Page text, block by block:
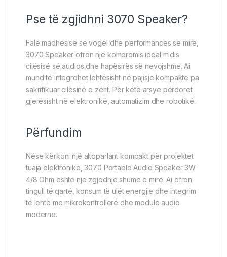
Pse të zgjidhni 3070 Speaker?
Falë madhësisë së vogël dhe performancës së mirë,
3070 Speaker ofron një kompromis ideal midis
cilësisë së audios dhe hapësirës së nevojshme. Ai
mund të integrohet lehtësisht në pajisje kompakte pa
sakrifikuar cilësinë e zërit. Për këtë arsye përdoret
gjerësisht në elektronikë, automatizim dhe robotikë.
Përfundim
Nëse kërkoni një altoparlant kompakt për projektet
tuaja elektronike, 3070 Portable Audio Speaker 3W
4/8 Ohm është një zgjedhje shumë e mirë. Ai ofron
tingull të qartë, konsum të ulët energjie dhe integrim
të lehtë me mikrokontrollerë dhe module audio
moderne.